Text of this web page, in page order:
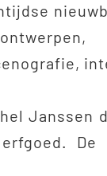
Janssen
De